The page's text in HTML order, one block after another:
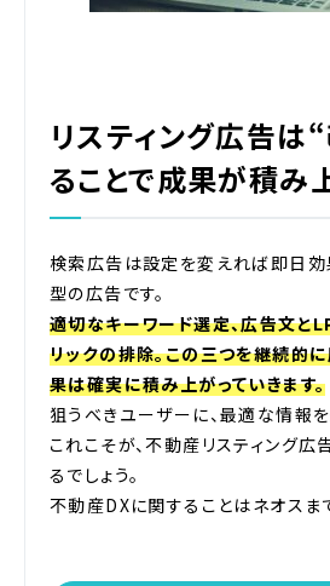
リスティング広告は
ることで成果が積み
検索広告は設定を変えれば即日
型の広告です。
適切なキーワード選定、広告文と
リックの排除。この三つを継続的に
果は確実に積み上がっていきます。
狙うべきユーザーに、最適な情報を
これこそが、不動産リスティング
るでしょう。
不動産DXに関することはネオスま